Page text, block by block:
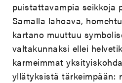
puistattavampia seikkoja
Samalla lahoava,
kartano muuttuu
valtakunnaksi ellei
karmeimmat
yllätyksistä tärkeimpään: